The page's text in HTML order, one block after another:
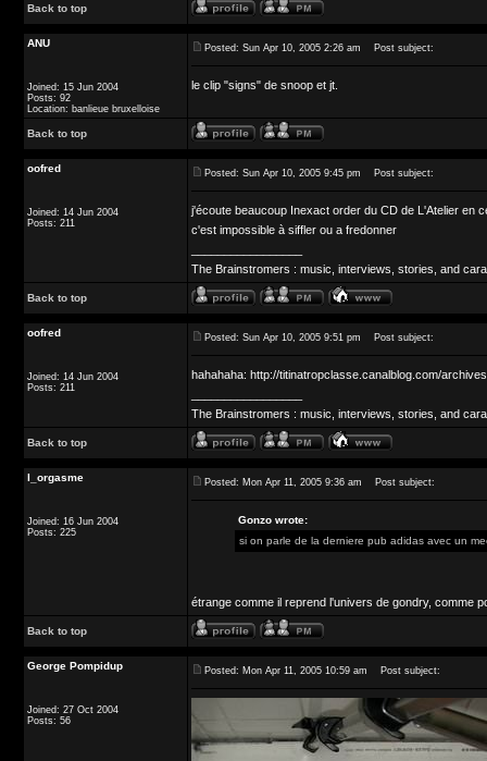
Back to top
ANU
Joined: 15 Jun 2004
Posts: 92
Location: banlieue bruxelloise
Posted: Sun Apr 10, 2005 2:26 am Post subject:
le clip "signs" de snoop et jt.
Back to top
oofred
Joined: 14 Jun 2004
Posts: 211
Posted: Sun Apr 10, 2005 9:45 pm Post subject:
j'écoute beaucoup Inexact order du CD de L'Atelier en
c'est impossible à siffler ou a fredonner
The Brainstromers : music, interviews, stories, and
Back to top
oofred
Joined: 14 Jun 2004
Posts: 211
Posted: Sun Apr 10, 2005 9:51 pm Post subject:
hahahaha: http://titinatropclasse.canalblog.com/
The Brainstromers : music, interviews, stories, and
Back to top
l_orgasme
Joined: 16 Jun 2004
Posts: 225
Posted: Mon Apr 11, 2005 9:36 am Post subject:
Gonzo wrote:
si on parle de la derniere pub adidas avec un
étrange comme il reprend l'univers de gondry, comme
Back to top
George Pompidup
Joined: 27 Oct 2004
Posts: 56
Posted: Mon Apr 11, 2005 10:59 am Post subject: